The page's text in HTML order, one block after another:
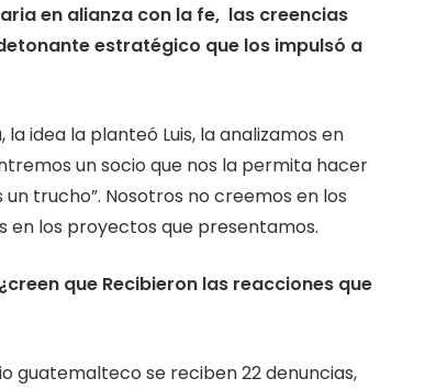
en alianza con la fe, las creencias
estratégico que los impulsó a
la idea la planteó Luis, la analizamos en
un socio que nos la permita hacer
trucho”. Nosotros no creemos en los
los proyectos que presentamos.
que Recibieron las reacciones que
guatemalteco se reciben 22 denuncias,